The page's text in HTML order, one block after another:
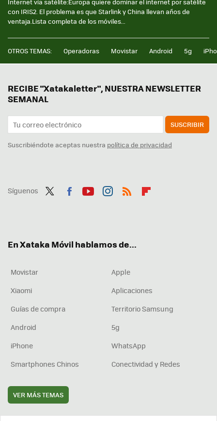
con IRIS2. El problema es que Starlink y China llevan años de
ventaja.Lista completa de los móviles...
OTROS TEMAS: Operadoras Movistar Android 5g
RECIBE "Xatakaletter", NUESTRA NEWSLETTER
SEMANAL
SUSCRIBIR
Suscribiéndote aceptas nuestra política de privacidad
Síguenos
En Xataka Móvil hablamos de...
Movistar
Apple
Xiaomi
Aplicaciones
Guías de compra
Territorio Samsung
Android
5g
iPhone
WhatsApp
Smartphones Chinos
Conectividad y Redes
VER MÁS TEMAS